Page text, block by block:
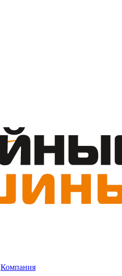
Компания